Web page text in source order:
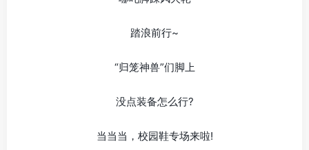
踏浪前行~
“归笼神兽”们脚上
没点装备怎么行?
当当当，校园鞋专场来啦!